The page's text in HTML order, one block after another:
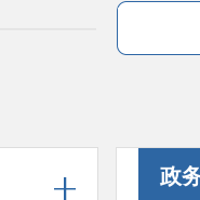
政